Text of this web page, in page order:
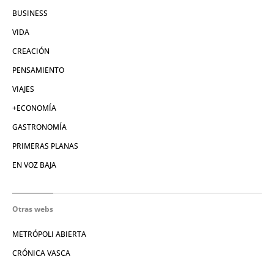
BUSINESS
VIDA
CREACIÓN
PENSAMIENTO
VIAJES
+ECONOMÍA
GASTRONOMÍA
PRIMERAS PLANAS
EN VOZ BAJA
Otras webs
METRÓPOLI ABIERTA
CRÓNICA VASCA